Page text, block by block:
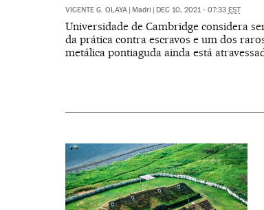
VICENTE G. OLAYA | Madri | DEC 10, 2021 - 07:33 EST
Universidade de Cambridge considera
da prática contra escravos e um dos
metálica pontiaguda ainda está